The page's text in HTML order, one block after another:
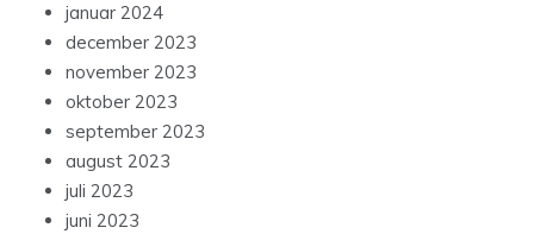
januar 2024
december 2023
november 2023
oktober 2023
september 2023
august 2023
juli 2023
juni 2023